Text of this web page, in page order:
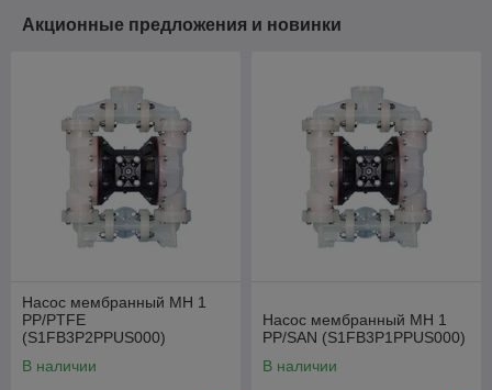
Акционные предложения и новинки
Насос мембранный МН 1
PP/PTFE
(S1FB3P2PPUS000)
В наличии
Насос мембранный МН 1
PP/SAN (S1FB3P1PPUS000)
В наличии